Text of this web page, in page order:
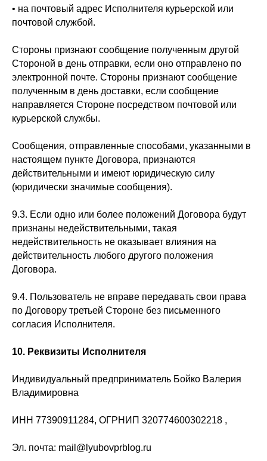
• на почтовый адрес Исполнителя курьерской или
почтовой службой.
Стороны признают сообщение полученным другой
Стороной в день отправки, если оно отправлено по
электронной почте. Стороны признают сообщение
полученным в день доставки, если сообщение
направляется Стороне посредством почтовой или
курьерской службы.
Сообщения, отправленные способами, указанными в
настоящем пункте Договора, признаются
действительными и имеют юридическую силу
(юридически значимые сообщения).
9.3. Если одно или более положений Договора будут
признаны недействительными, такая
недействительность не оказывает влияния на
действительность любого другого положения
Договора.
9.4. Пользователь не вправе передавать свои права
по Договору третьей Стороне без письменного
согласия Исполнителя.
10. Реквизиты Исполнителя
Индивидуальный предприниматель Бойко Валерия
Владимировна
ИНН 77390911284, ОГРНИП 320774600302218 ,
Эл. почта: mail@lyubovprblog.ru